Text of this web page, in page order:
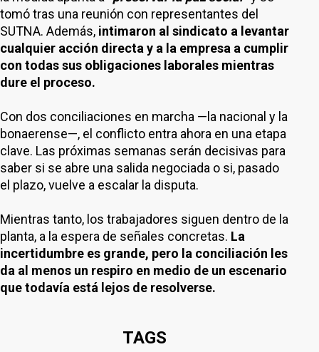
tomó tras una reunión con representantes del
SUTNA. Además, intimaron al sindicato a levantar
cualquier acción directa y a la empresa a cumplir
con todas sus obligaciones laborales mientras
dure el proceso.
Con dos conciliaciones en marcha —la nacional y la
bonaerense—, el conflicto entra ahora en una etapa
clave. Las próximas semanas serán decisivas para
saber si se abre una salida negociada o si, pasado
el plazo, vuelve a escalar la disputa.
Mientras tanto, los trabajadores siguen dentro de la
planta, a la espera de señales concretas. La
incertidumbre es grande, pero la conciliación les
da al menos un respiro en medio de un escenario
que todavía está lejos de resolverse.
TAGS